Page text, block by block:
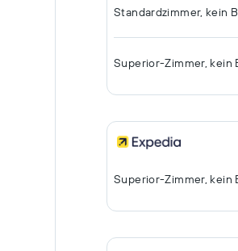
Standardzimmer, kein
Superior-Zimmer, kein
Superior-Zimmer, kein